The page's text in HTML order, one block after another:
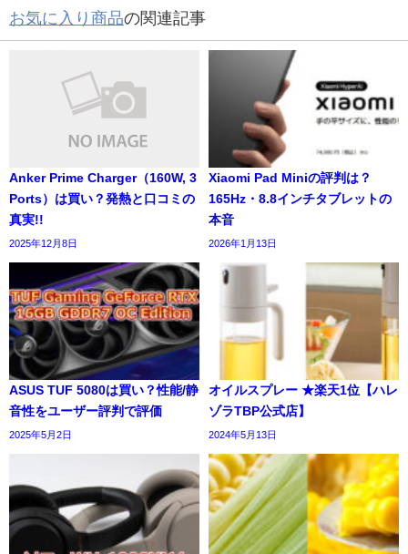
お気に入り商品の関連記事
Anker Prime Charger（160W, 3
Ports）は買い？発熱と口コミの
真実!!
2025年12月8日
Xiaomi Pad Miniの評判は？
165Hz・8.8インチタブレットの
本音
2026年1月13日
ASUS TUF 5080は買い？性能/静
音性をユーザー評判で評価
2025年5月2日
オイルスプレー ★楽天1位【ハレ
ゾラTBP公式店】
2024年5月13日